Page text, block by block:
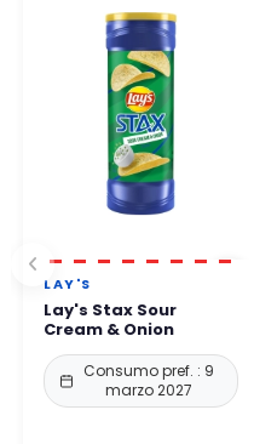
Puede comprar con total
LAY'S
Lay's Stax Sour
Cream & Onion
Consumo pref. : 9
marzo 2027